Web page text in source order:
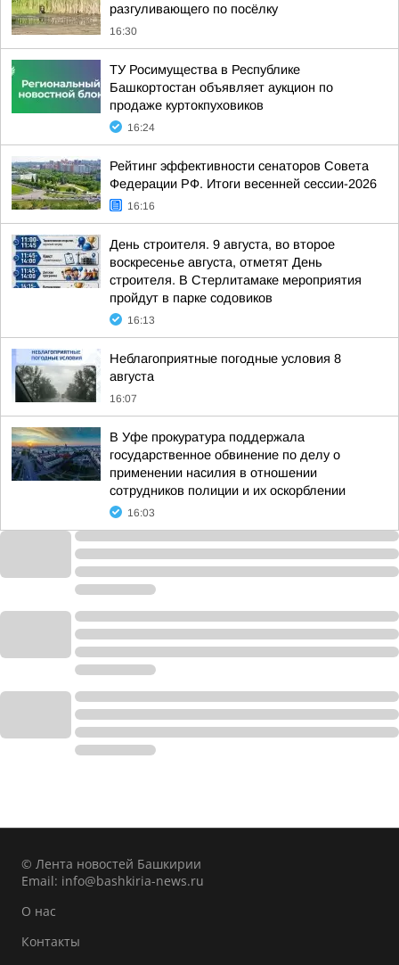
разгуливающего по посёлку
16:30
ТУ Росимущества в Республике
Башкортостан объявляет аукцион по
продаже куртокпуховиков
16:24
Рейтинг эффективности сенаторов Совета
Федерации РФ. Итоги весенней сессии-2026
16:16
День строителя. 9 августа, во второе
воскресенье августа, отметят День
строителя. В Стерлитамаке мероприятия
пройдут в парке содовиков
16:13
Неблагоприятные погодные условия 8
августа
16:07
В Уфе прокуратура поддержала
государственное обвинение по делу о
применении насилия в отношении
сотрудников полиции и их оскорблении
16:03
© Лента новостей Башкирии
Email: info@bashkiria-news.ru
О нас
Контакты